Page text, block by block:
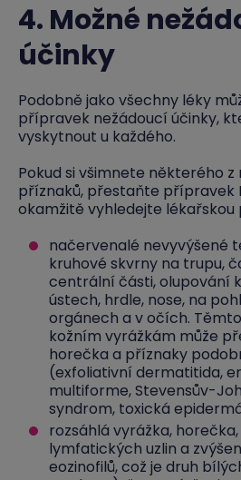
4. Možné
účinky
Podobně jako všechny léky
přípravek nežádoucí účinky,
vyskytnout u každého.
Pokud si všimnete některého
příznaků, přestaňte přípravek
okamžitě vyhledejte lékařskou
načervenalé nevyvýšené
kruhové skvrny na trupu,
centrální části, olupování
ústech, hrdle, nose, na
orgánech a v očích.
kožním vyrážkám může
horečka a příznaky
(exfoliativní dermatitida,
multiforme, Stevensův-
syndrom, toxická
rozsáhlá vyrážka,
lymfatických uzlin a
eozinofilů, což je druh